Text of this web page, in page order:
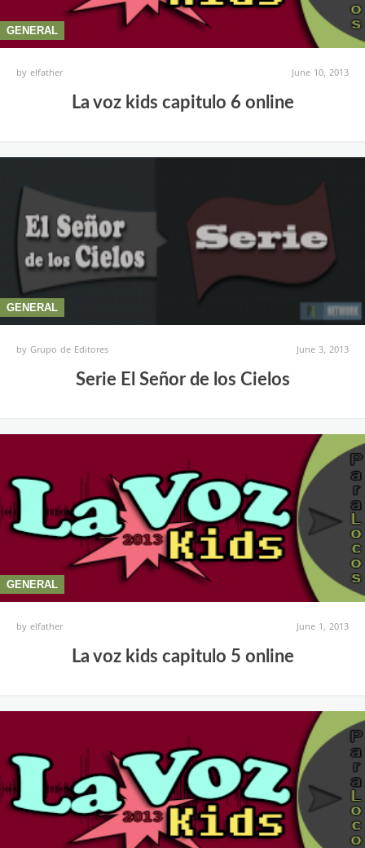
GENERAL
byelfather June 10, 2013
La voz kids capitulo 6 online
GENERAL
byGrupo de Editores June 3, 2013
Serie El Señor de los Cielos
GENERAL
byelfather June 1, 2013
La voz kids capitulo 5 online